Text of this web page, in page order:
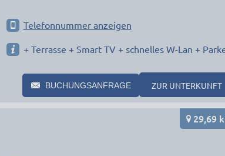
Telefonnummer anzeigen
+ Terrasse + Smart TV + schnelles W-Lan +
BUCHUNGSANFRAGE ZUR UNTERKUNFT
29,69